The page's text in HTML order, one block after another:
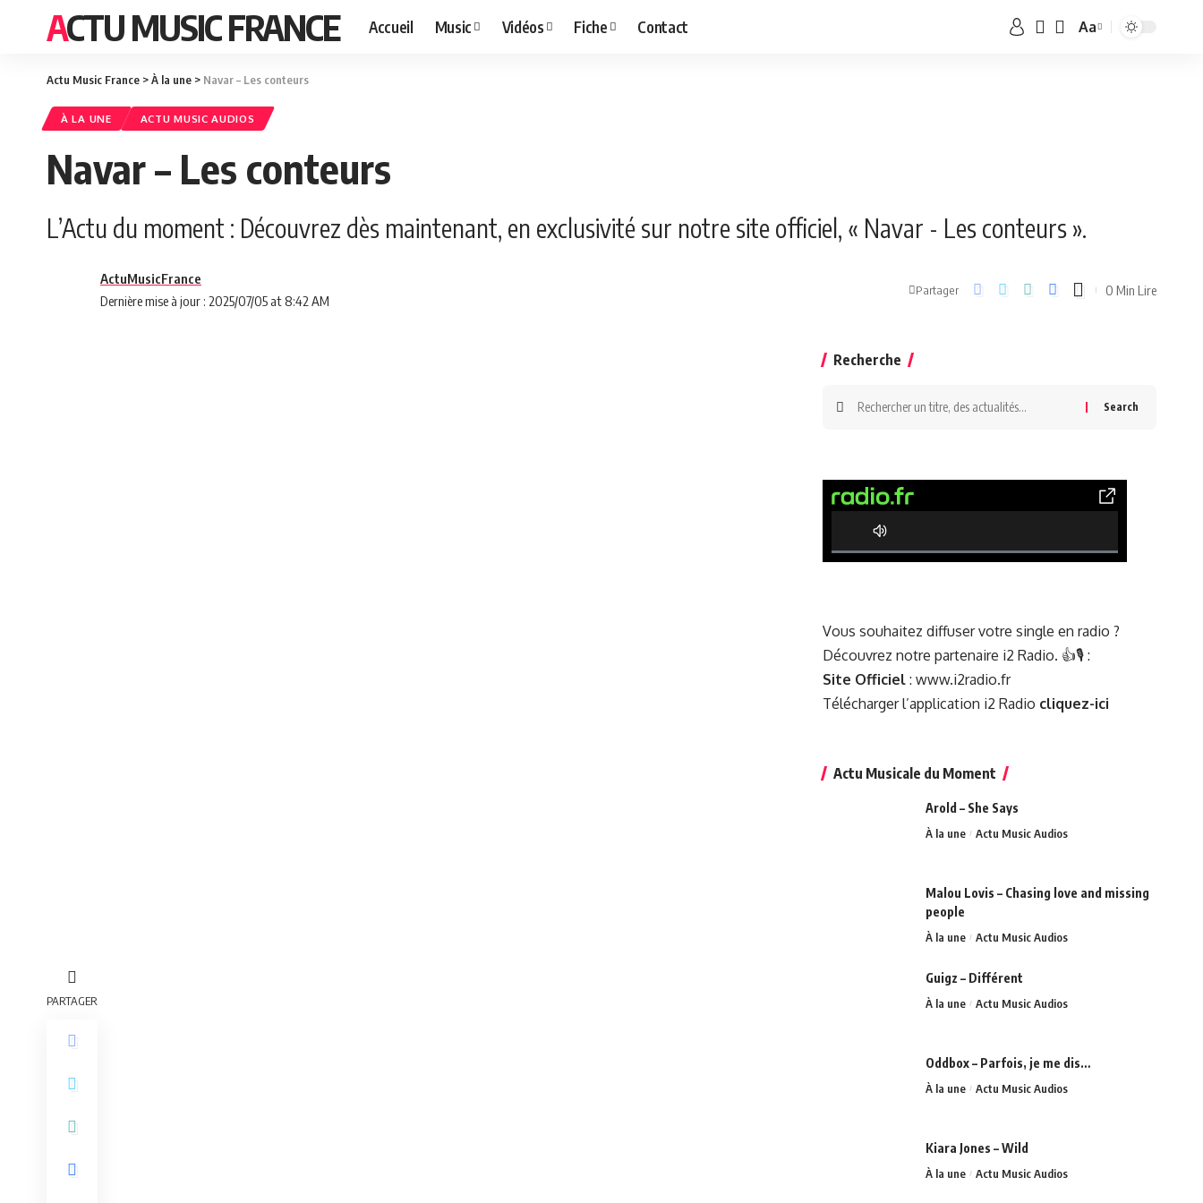
ACTU MUSIC FRANCE Accueil Music Vidéos Fiche Contact Aa
Actu Music France >À la une > Navar – Les conteurs
À LA UNE ACTU MUSIC AUDIOS
Navar – Les conteurs
L’Actu du moment : Découvrez dès maintenant, en exclusivité sur notre site officiel, « Navar - Les conteurs ».
Dernière mise à jour : 2025/07/05 at 8:42 AM
ActuMusicFrance
Partager 0 Min Lire
PARTAGER
Recherche
0% Complete
Vous souhaitez diffuser votre single en radio ?
Découvrez notre partenaire i2 Radio. 👍🎙️ :
Site Officiel: www.i2radio.fr
Télécharger l’application i2 Radio cliquez-ici
Actu Musicale du Moment
Arold – She Says
À la une Actu Music Audios
Malou Lovis – Chasing love and missing
people
À la une Actu Music Audios
Guigz – Différent
À la une Actu Music Audios
Oddbox – Parfois, je me dis…
À la une Actu Music Audios
Kiara Jones – Wild
À la une Actu Music Audios